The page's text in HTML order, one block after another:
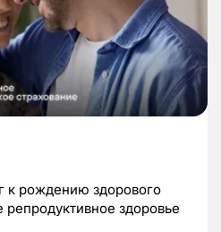
к рождению здорового
здоровье